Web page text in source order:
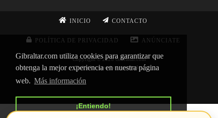
Gibraltar.com utiliza cookies para garantizar que
obtenga la mejor experiencia en nuestra página
web. Más información
¡Entiendo!
INICIO CONTACTO
POLÍTICA DE PRIVACIDAD ANÚNCIATE
Copyright © 2026 Gibraltar.com
Todos los derechos reservados